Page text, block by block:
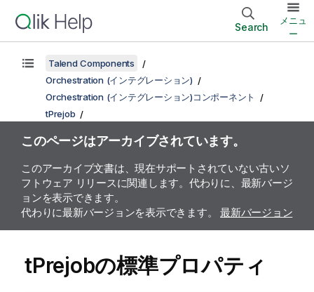
Search
メニュ
ー
Talend Components
Orchestration (インテグレーション)
Orchestration (インテグレーション)コンポーネント
tPrejob
このページはアーカイブされています。
このアーカイブ文書は、現在サポートされていない古いソ
フトウェア リリースに関連します。代わりに、最新バージ
ョンを表示できます。
代わりに最新バージョンを表示できます。 最新バージョン
tPrejobの標準プロパティ